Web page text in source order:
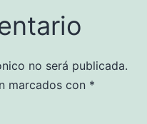
no será publicada.
marcados con *